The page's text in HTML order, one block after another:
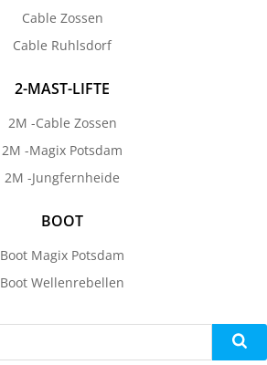
Cable Zossen
Cable Ruhlsdorf
2-MAST-LIFTE
2M -Cable Zossen
2M -Magix Potsdam
2M -Jungfernheide
BOOT
Boot Magix Potsdam
Boot Wellenrebellen